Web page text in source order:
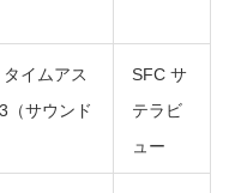
イムアス
（サウンド
SFC サ
テラビ
ュー